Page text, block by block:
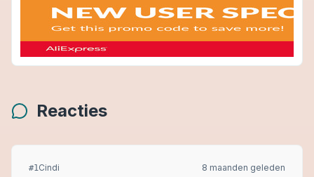
Reacties
#1Cindi 8 maanden geleden